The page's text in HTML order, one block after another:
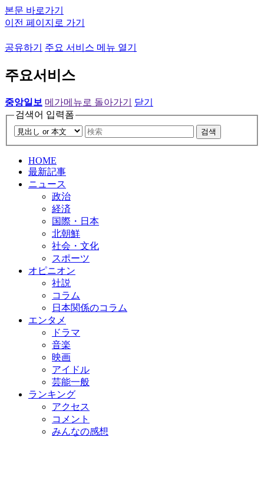
본문 바로가기
이전 페이지로 가기
공유하기 주요 서비스 메뉴 열기
주요서비스
중앙일보 메가메뉴로 돌아가기
닫기
검색어 입력폼
검색
HOME
最新記事
ニュース
政治
経済
国際・日本
北朝鮮
社会・文化
スポーツ
オピニオン
社説
コラム
日本関係のコラム
エンタメ
ドラマ
音楽
映画
アイドル
芸能一般
ランキング
アクセス
コメント
みんなの感想